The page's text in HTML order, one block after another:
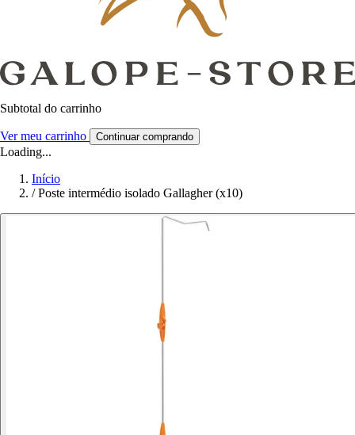
Subtotal do carrinho
Ver meu carrinho Continuar comprando
Loading...
Início
/ Poste intermédio isolado Gallagher (x10)